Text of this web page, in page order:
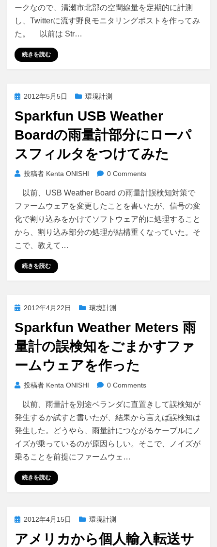
ークなので、清瀬市北部の空間線量を定期的に計測
し、Twitterに流す野良モニタリングポストを作ってみ
た。 以前は Str…
続きを読む
投
日:
2012年5月5日 環境計測
Sparkfun USB Weather
Boardの雨量計部分にローパ
スフィルタをつけてみた
投稿者 Kenta ONISHI 0 Comments
以前、USB Weather Board の雨量計誤検知対策で
ファームウェアを変更したことを書いたが、信号の変
化で割り込みをかけてソフトウェア的に処理すること
から、割り込み部分の処理が結構重くなっていた。そ
こで、教えて…
続きを読む
投
日:
2012年4月22日 環境計測
Sparkfun Weather Meters 雨
量計の誤検知をごまかすファ
ームウェアを作った
投稿者 Kenta ONISHI 0 Comments
以前、雨量計を別途ベランダに直置きして誤検知が
発生するか試すと書いたが、結果から言えば誤検知は
発生した。どうやら、雨量計につながるケーブルにノ
イズが乗っているのが原因らしい。そこで、ノイズが
乗ることを前提にファームウェ…
続きを読む
投
日:
2012年4月15日 環境計測
アメリカから個人輸入転送サ